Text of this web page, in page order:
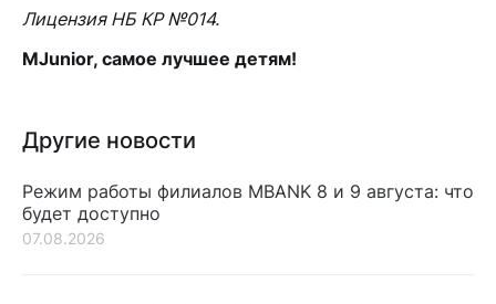
Лицензия НБ КР №014.
MJunior, самое лучшее детям!
Другие новости
Режим работы филиалов MBANK 8 и 9 августа: что
будет доступно
07.08.2026